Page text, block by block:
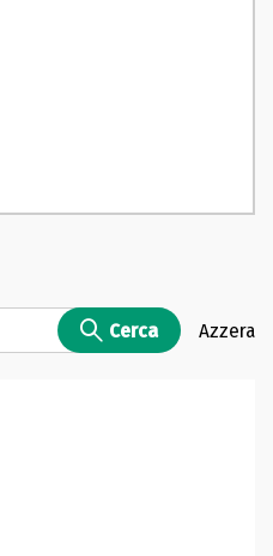
Cerca Azzera